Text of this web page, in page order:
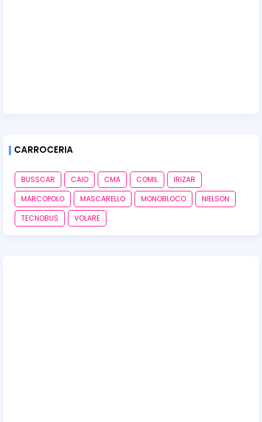
CARROCERIA
BUSSCAR CAIO CMA COMIL
IRIZAR
MARCOPOLO
MASCARELLO MONOBLOCO
NIELSON
TECNOBUS
VOLARE